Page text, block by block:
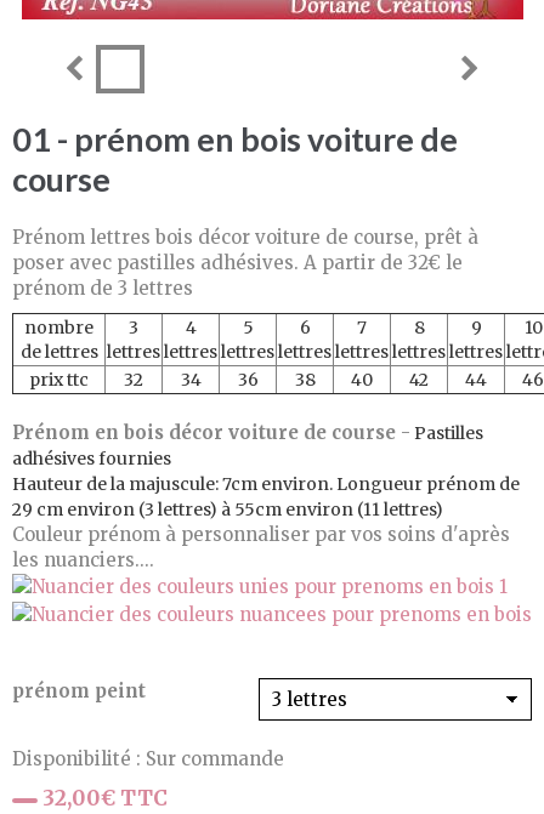
01 - prénom en bois voiture de
course
Prénom lettres bois décor voiture de course, prêt à
poser avec pastilles adhésives. A partir de 32€ le
prénom de 3 lettres
nombre
de lettres
3
lettres
4
lettres
5
lettres
6
lettres
7
lettres
8
lettres
9
lettres
10
prix ttc
32 34 36 38 40 42 44 46
Prénom en bois décor voiture de course - Pastilles
adhésives fournies
Hauteur de la majuscule: 7cm environ. Longueur prénom de
29 cm environ (3 lettres) à 55cm environ (11 lettres)
Couleur prénom à personnaliser par vos soins d'après
les nuanciers....
prénom peint
Disponibilité : Sur commande
32,00€ TTC